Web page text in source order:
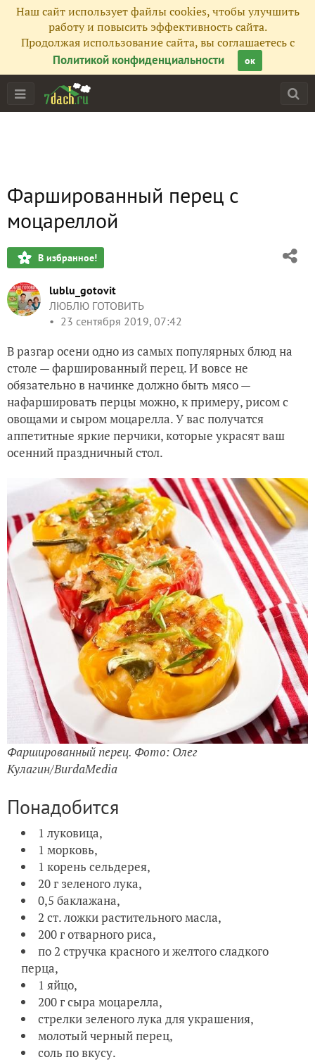
Наш сайт использует файлы cookies, чтобы улучшить
работу и повысить эффективность сайта.
Продолжая использование сайта, вы соглашаетесь с
Политикой конфиденциальности
ок
Фаршированный перец с
моцареллой
В избранное!
lublu_gotovit
ЛЮБЛЮ ГОТОВИТЬ
23 сентября 2019, 07:42
В разгар осени одно из самых популярных блюд на
столе — фаршированный перец. И вовсе не
обязательно в начинке должно быть мясо —
нафаршировать перцы можно, к примеру, рисом с
овощами и сыром моцарелла. У вас получатся
аппетитные яркие перчики, которые украсят ваш
осенний праздничный стол.
Фаршированный перец. Фото: Олег
Кулагин/BurdaMedia
Понадобится
1 луковица,
1 морковь,
1 корень сельдерея,
20 г зеленого лука,
0,5 баклажана,
2 ст. ложки растительного масла,
200 г отварного риса,
по 2 стручка красного и желтого сладкого
перца,
1 яйцо,
200 г сыра моцарелла,
стрелки зеленого лука для украшения,
молотый черный перец,
соль по вкусу.